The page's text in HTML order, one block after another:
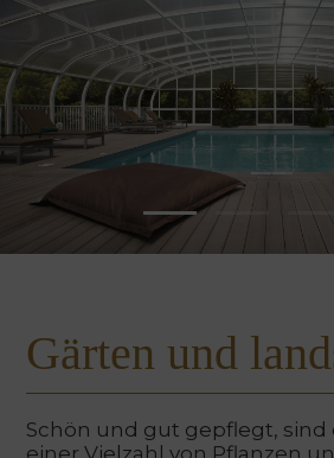
Gärten und
Schön und gut gepflegt, sind